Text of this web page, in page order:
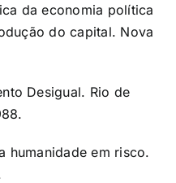
da economia política
do capital. Nova
Desigual. Rio de
humanidade em risco.